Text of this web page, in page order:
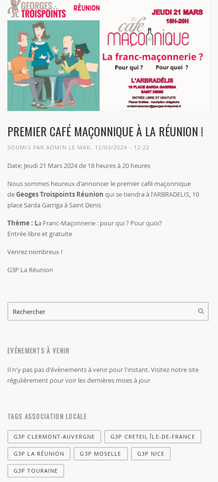
PREMIER CAFÉ MAÇONNIQUE À LA RÉUNION !
SOUMIS PARADMIN LE MAR, 12/03/2024 - 12:22
Date: Jeudi 21 Mars 2024 de 18 heures à 20 heures
Nous sommes heureux d'annoncer le premier café maçonnique
deGeoges Troispoints Réunion qui se tiendra à l'ARBRADELIS, 10
place Sarda Garriga à Saint Denis
Thème : La Franc-Maçonnerie : pour qui ? Pour quoi?
Entrée libre et gratuite
Venrez nombreux !
G3P La Réunion
FORMULAIRE DE RECHERCHE
EVÉNEMENTS À VENIR
Il n'y pas pas d'évènements à venir pour l'instant. Visitez notre site
régulièrement pour voir les dernières mises à jour
TAGS ASSOCIATION LOCALE
G3P CLERMONT-AUVERGNE G3P CRETEIL ÎLE-DE-FRANCE
G3P LA RÉUNION G3P MOSELLE G3P NICE
G3P TOURAINE